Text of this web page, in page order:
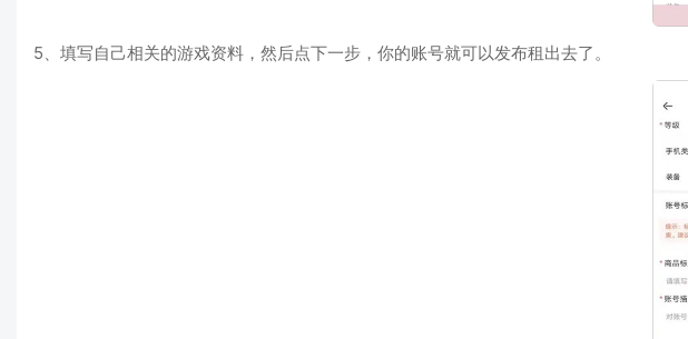
5、填写自己相关的游戏资料，然后点下一步，你的账号就可以发布租出去了。